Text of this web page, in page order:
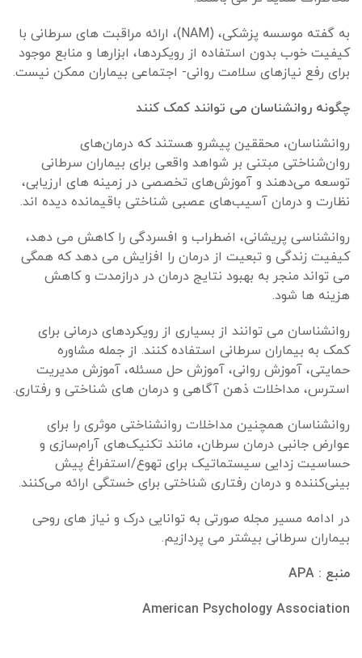
به گفته موسسه پزشکی، (NAM)، ارائه مراقبت های سرطانی با
کیفیت خوب بدون استفاده از رویکردها، ابزارها و منابع موجود
برای رفع نیازهای سلامت روانی- اجتماعی بیماران ممکن نیست.
چگونه روانشناسان می توانند کمک کنند
روانشناسان، محققین پیشرو هستند که درمان‌های
روان‌شناختی مبتنی بر شواهد واقعی برای بیماران سرطانی
توسعه می‌دهند و آموزش‌های تخصصی در زمینه های ارزیابی،
نظارت و درمان آسیب‌های عصبی شناختی باقیمانده دیده اند.
روانشناسی پریشانی، اضطراب و افسردگی را کاهش می دهد،
کیفیت زندگی و تبعیت از درمان را افزایش می دهد که همگی
می تواند منجر به بهبود نتایج درمان در درازمدت و کاهش
هزینه ها شود.
روانشناسان می توانند از بسیاری از رویکردهای درمانی برای
کمک به بیماران سرطانی استفاده کنند. از جمله مشاوره
حمایتی، آموزش روانی، آموزش حل مسئله، آموزش مدیریت
استرس، مداخلات ذهن آگاهی و درمان های شناختی و رفتاری.
روانشناسان همچنین مداخلات روانشناختی موثری را برای
عوارض جانبی درمان سرطان، مانند تکنیک‌های آرام‌سازی و
حساسیت زدایی سیستماتیک برای تهوع/استفراغ پیش
بینی‌کننده و درمان رفتاری شناختی برای خستگی ارائه می‌کنند.
در ادامه مسیر مجله صورتی به توانایی درک و نیاز های روحی
بیماران سرطانی بیشتر می پردازیم.
منبع : APA
American Psychology Association